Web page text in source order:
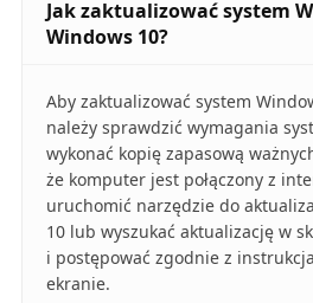
Jak zaktualizować system
Windows 10?
Aby zaktualizować system
należy sprawdzić wymagania
wykonać kopię zapasową
że komputer jest połączony z
uruchomić narzędzie do
10 lub wyszukać aktualizację w
i postępować zgodnie z
ekranie.